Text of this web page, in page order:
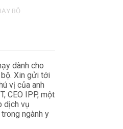
BỘ
dành cho
Xin gửi tới
vị của anh
CEO IPP, một
dịch vụ
ngành y